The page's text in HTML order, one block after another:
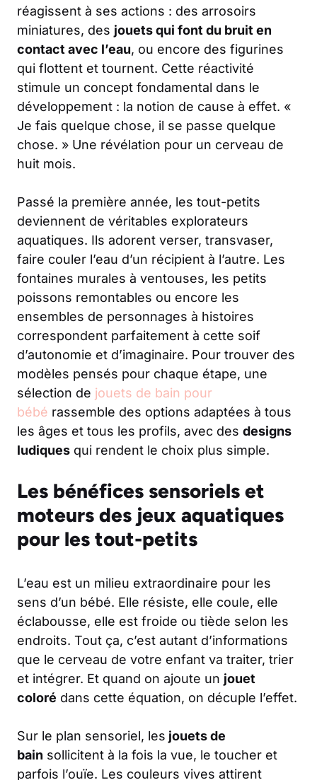
réagissent à ses actions : des arrosoirs
miniatures, des jouets qui font du bruit en
contact avec l’eau, ou encore des figurines
qui flottent et tournent. Cette réactivité
stimule un concept fondamental dans le
développement : la notion de cause à effet. «
Je fais quelque chose, il se passe quelque
chose. » Une révélation pour un cerveau de
huit mois.
Passé la première année, les tout-petits
deviennent de véritables explorateurs
aquatiques. Ils adorent verser, transvaser,
faire couler l’eau d’un récipient à l’autre. Les
fontaines murales à ventouses, les petits
poissons remontables ou encore les
ensembles de personnages à histoires
correspondent parfaitement à cette soif
d’autonomie et d’imaginaire. Pour trouver des
modèles pensés pour chaque étape, une
sélection de jouets de bain pour
bébé rassemble des options adaptées à tous
les âges et tous les profils, avec des designs
ludiques qui rendent le choix plus simple.
Les bénéfices sensoriels et
moteurs des jeux aquatiques
pour les tout-petits
L’eau est un milieu extraordinaire pour les
sens d’un bébé. Elle résiste, elle coule, elle
éclabousse, elle est froide ou tiède selon les
endroits. Tout ça, c’est autant d’informations
que le cerveau de votre enfant va traiter, trier
et intégrer. Et quand on ajoute un jouet
coloré dans cette équation, on décuple l’effet.
Sur le plan sensoriel, les jouets de
bain sollicitent à la fois la vue, le toucher et
parfois l’ouïe. Les couleurs vives attirent